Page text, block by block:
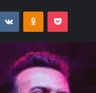
VKontakteOdnoklassniki
Pocket